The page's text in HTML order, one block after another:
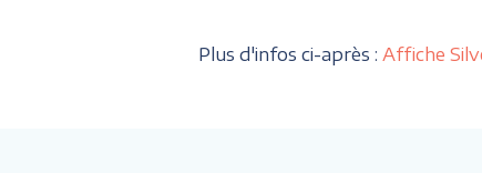
Plus d'infos ci-après : Affiche